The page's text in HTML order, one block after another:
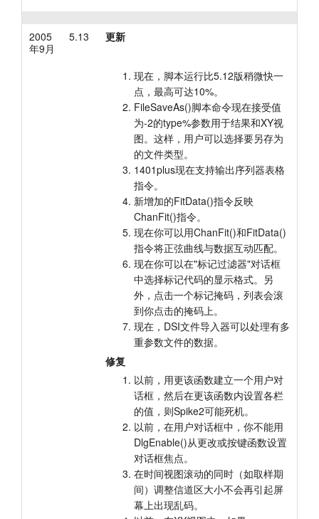
2005
年9月
5.13 更新
现在，脚本运行比5.12版稍微快一
点，最高可达10%。
FileSaveAs()脚本命令现在接受值
为-2的type%参数用于结果和XY视
图。这样，用户可以选择要另存为
的文件类型。
1401plus现在支持输出序列器表格
指令。
新增加的FitData()指令反映
ChanFit()指令。
现在你可以用ChanFit()和FitData()
指令将正弦曲线与数据互动匹配。
现在你可以在"标记过滤器"对话框
中选择标记代码的显示格式。另
外，点击一个标记掩码，列表会滚
到你点击的掩码上。
现在，DSI文件导入器可以处理有多
重参数文件的数据。
修复
以前，用更该函数建立一个用户对
话框，然后在更该函数内设置各栏
的值，则Spike2可能死机。
以前，在用户对话框中，你不能用
DlgEnable()从更改或按键函数设置
对话框焦点。
在时间视图滚动的同时（如取样期
间）调整信道区大小不会再引起屏
幕上出现乱码。